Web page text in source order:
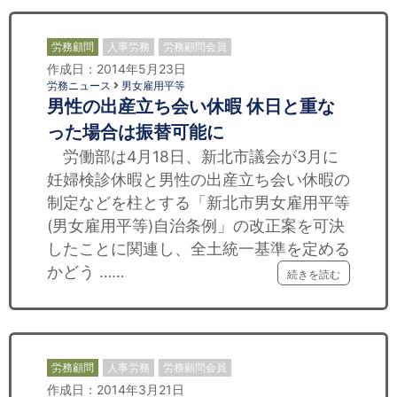
労務顧問 人事労務 労務顧問会員
作成日：2014年5月23日
労務ニュース 男女雇用平等
男性の出産立ち会い休暇 休日と重な
った場合は振替可能に
労働部は4月18日、新北市議会が3月に
妊婦検診休暇と男性の出産立ち会い休暇の
制定などを柱とする「新北市男女雇用平等
(男女雇用平等)自治条例」の改正案を可決
したことに関連し、全土統一基準を定める
かどう ……
続きを読む
労務顧問 人事労務 労務顧問会員
作成日：2014年3月21日